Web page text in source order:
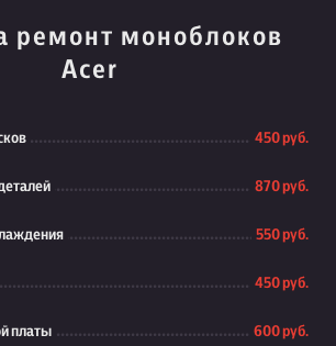
ремонт моноблоков
Acer
450 руб.
870 руб.
550 руб.
450 руб.
платы 600 руб.